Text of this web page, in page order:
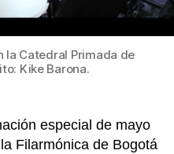
la Catedral Primada de
Kike Barona.
especial de mayo
Filarmónica de Bogotá